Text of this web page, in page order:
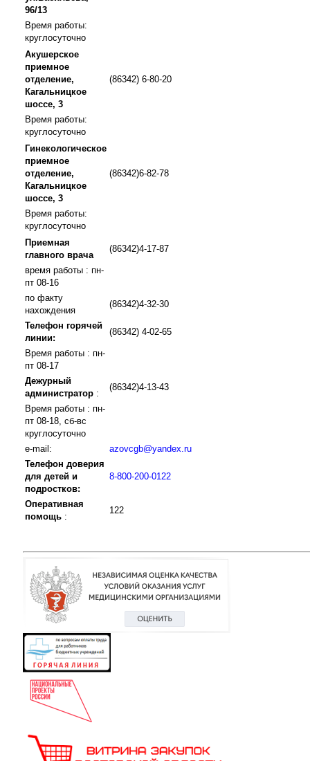
96/13
Время работы:
круглосуточно
Акушерское
приемное
отделение,
Кагальницкое
шоссе, 3
(86342) 6-80-20
Время работы:
круглосуточно
Гинекологическое
приемное
отделение,
Кагальницкое
шоссе, 3
(86342)6-82-78
Время работы:
круглосуточно
Приемная
главного врача
(86342)4-17-87
время работы : пн-
пт 08-16
по факту
нахождения
(86342)4-32-30
Телефон горячей
линии:
(86342) 4-02-65
Время работы : пн-
пт 08-17
Дежурный
администратор :
(86342)4-13-43
Время работы : пн-
пт 08-18, сб-вс
круглосуточно
e-mail:
azovcgb@yandex.ru
Телефон доверия
для детей и
подростков:
8-800-200-0122
Оперативная
помощь :
122